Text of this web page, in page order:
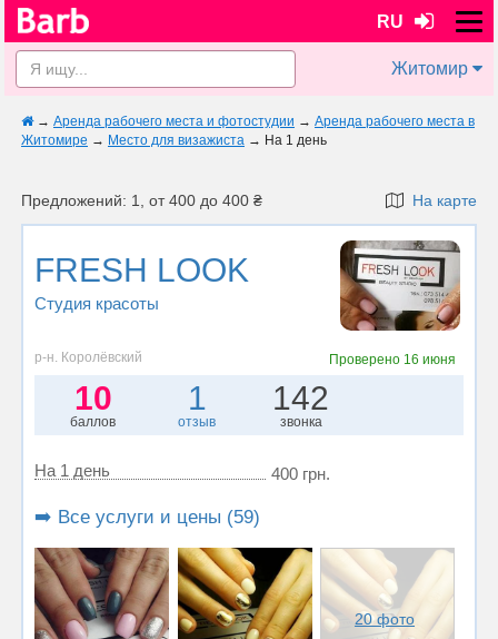
RU
Житомир
→ Аренда рабочего места и фотостудии → Аренда рабочего места в
Житомире → Место для визажиста → На 1 день
Предложений: 1, от 400 до 400 ₴ На карте
FRESH LOOK
Студия красоты
р-н. Королёвский Проверено 16 июня
10
баллов
1
отзыв
142
звонка
На 1 день 400 грн.
➡️ Все услуги и цены (59)
20 фото